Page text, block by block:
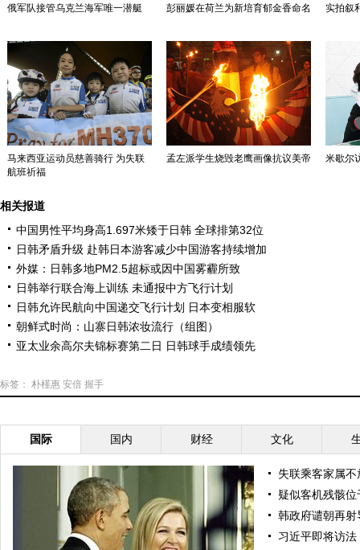
俄军队接管乌克兰海军唯一潜艇 彭丽媛在荷兰为新培育郁金香命名 实拍叙
马来西亚运动员慈善骑行 为失联
航班祈福
孟左派学生烧毁老鹰画像抗议美帝 米歇尔
相关报道
中国男性平均身高1.697米矮于日韩 全球排第32位
日韩矛盾升级 赴韩日本游客减少中国游客持续增加
外媒：日韩多地PM2.5超标或因中国雾霾所致
日韩举行联合海上训练 未通报中方飞行计划
日韩允许民航向中国递交飞行计划 日本变相服软
朝鲜式时尚：山寨日韩浓妆流行（组图）
亚太业余高尔夫锦标赛第二日 日韩球手成绩领先
标签： 朴槿惠 安倍 握手
国际 国内 财经 文化
失联乘客家属
疑似客机残骸
韩政府谴朝再
习近平即将访